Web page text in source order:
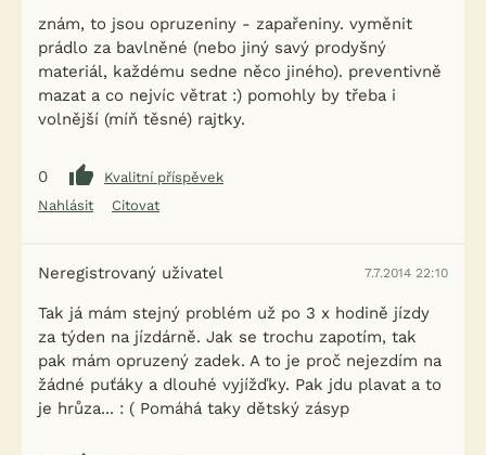
znám, to jsou opruzeniny - zapařeniny. vyměnit
prádlo za bavlněné (nebo jiný savý prodyšný
materiál, každému sedne něco jiného). preventivně
mazat a co nejvíc větrat :) pomohly by třeba i
volnější (míň těsné) rajtky.
0
Kvalitní příspěvek
Nahlásit
Citovat
Neregistrovaný uživatel 7.7.2014 22:10
Tak já mám stejný problém už po 3 x hodině jízdy
za týden na jízdárně. Jak se trochu zapotím, tak
pak mám opruzený zadek. A to je proč nejezdím na
žádné puťáky a dlouhé vyjížďky. Pak jdu plavat a to
je hrůza... : ( Pomáhá taky dětský zásyp